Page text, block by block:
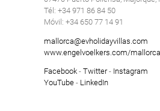
Tél: +34 971 86 84 50
Móvil: +34 650 77 14 91
mallorca@evholidayvillas.com
www.engelvoelkers.com/
Facebook- Twitter- Instagram
YouTube- LinkedIn